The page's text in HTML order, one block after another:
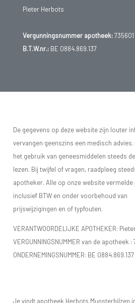
Pieter Herbots
Vergunningsnummer apotheek:735601
B.T.W.nr.:BE 0884.869.137
De gegevens op deze website zijn louter
vervangen geenszins een medisch advies.
het gebruik van geneesmiddelen steeds
lezen. Bij twijfel of vragen, raadpleeg
apotheker. Alle op onze website vermelde
inclusief BTW en onder voorbehoud van
prijswijzigingen en of typfouten.
VERANTWOORDELIJKE APOTHEKER:
VERGUNNINGSNUMMER van de apotheek :
ONDERNEMINGSNUMMER: BE 0884.869.137
Je vindt apotheek Herbots Munsterbilzen in